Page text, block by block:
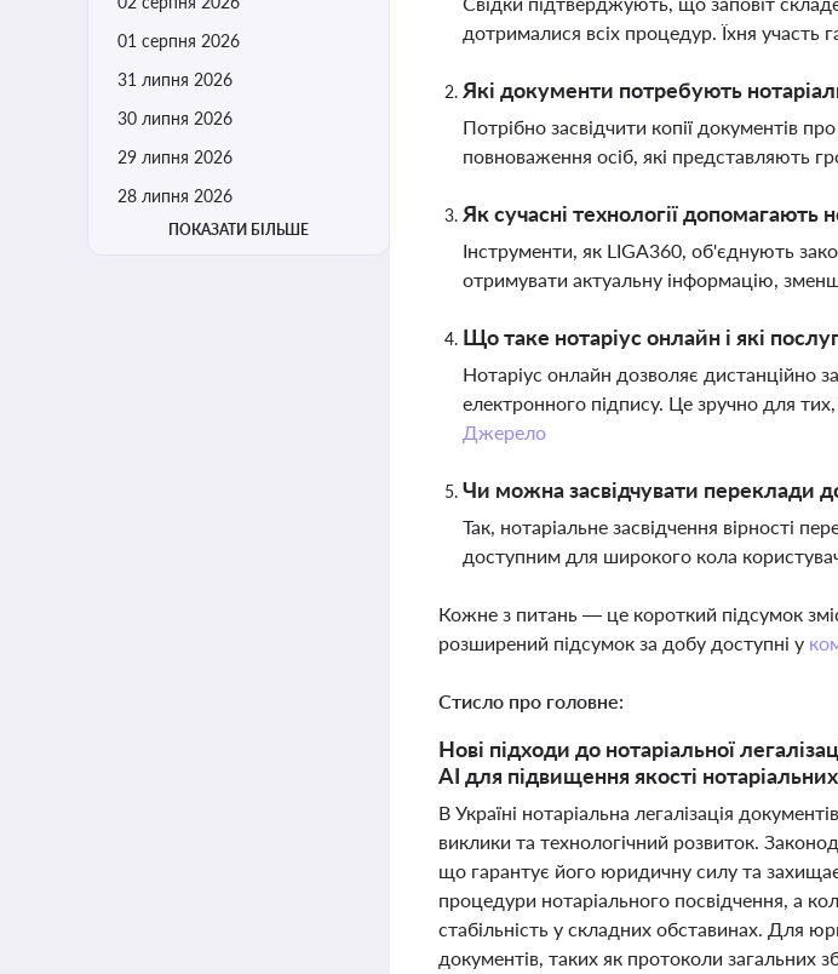
01 серпня 2026
31 липня 2026
30 липня 2026
29 липня 2026
28 липня 2026
ПОКАЗАТИ БІЛЬШЕ
дотрималися всіх процедур. Їхня
Які документи потребують
Потрібно засвідчити копії документів
повноваження осіб, які представляють
Як сучасні технології допомагають
Інструменти, як LIGA360, об'єднують
отримувати актуальну інформацію,
Що таке нотаріус онлайн і які
Нотаріус онлайн дозволяє дистанційно
електронного підпису. Це зручно для
Джерело
Чи можна засвідчувати переклади
Так, нотаріальне засвідчення вірності
доступним для широкого кола
Кожне з питань — це короткий підсумок
розширений підсумок за добу доступні у
Стисло про головне:
Нові підходи до нотаріальної
AI для підвищення якості
В Україні нотаріальна легалізація
виклики та технологічний розвиток.
що гарантує його юридичну силу та
процедури нотаріального посвідчення, а
стабільність у складних обставинах. Для
документів, таких як протоколи загальних